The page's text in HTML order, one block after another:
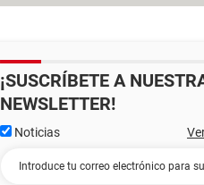
¡SUSCRÍBETE A
NEWSLETTER!
Noticias